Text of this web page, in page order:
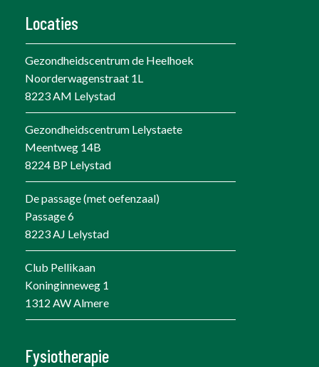
Locaties
Gezondheidscentrum de Heelhoek
Noorderwagenstraat 1L
8223 AM Lelystad
Gezondheidscentrum Lelystaete
Meentweg 14B
8224 BP Lelystad
De passage (met oefenzaal)
Passage 6
8223 AJ Lelystad
Club Pellikaan
Koninginneweg 1
1312 AW Almere
Fysiotherapie